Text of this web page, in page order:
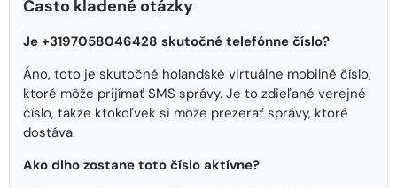
Často kladené otázky
Je +3197058046428 skutočné telefónne číslo?
Áno, toto je skutočné holandské virtuálne mobilné číslo,
ktoré môže prijímať SMS správy. Je to zdieľané verejné
číslo, takže ktokoľvek si môže prezerať správy, ktoré
dostáva.
Ako dlho zostane toto číslo aktívne?